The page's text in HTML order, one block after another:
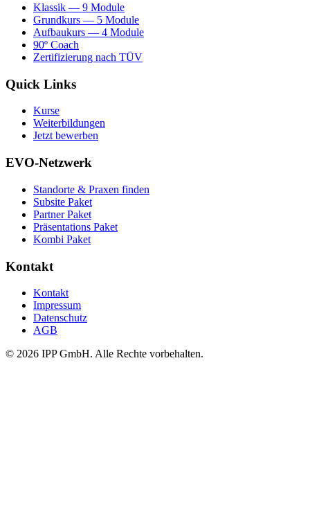
Klassik — 9 Module
Grundkurs — 5 Module
Aufbaukurs — 4 Module
90º Coach
Zertifizierung nach TÜV
Quick Links
Kurse
Weiterbildungen
Jetzt bewerben
EVO-Netzwerk
Standorte & Praxen finden
Subsite Paket
Partner Paket
Präsentations Paket
Kombi Paket
Kontakt
Kontakt
Impressum
Datenschutz
AGB
© 2026 IPP GmbH. Alle Rechte vorbehalten.